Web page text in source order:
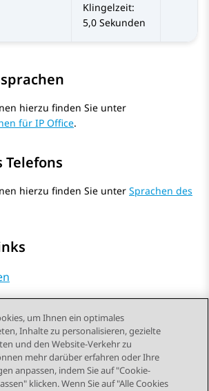
Klingelzeit:
5,0 Sekunden
hierzu finden Sie unter
für IP Office.
Telefons
hierzu finden Sie unter Sprachen des
um Ihnen ein optimales
Inhalte zu personalisieren, gezielte
und den Website-Verkehr zu
mehr darüber erfahren oder Ihre
anpassen, indem Sie auf "Cookie-
klicken. Wenn Sie auf "Alle Cookies